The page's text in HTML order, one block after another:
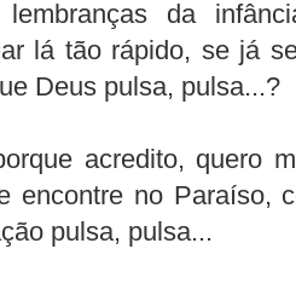
da
lá tão rápido, se já
Deus pulsa, pulsa...?
acredito, quero
encontre no Paraíso,
pulsa, pulsa...